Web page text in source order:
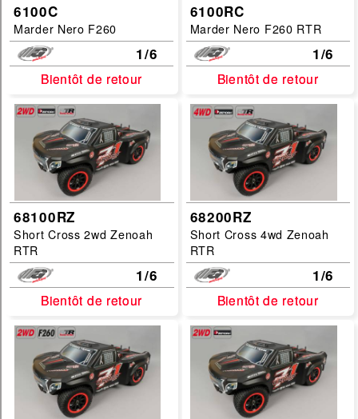
6100C
Marder Nero F260
1/6
Bientôt de retour
Bientôt de retour
6100RC
Marder Nero F260 RTR
1/6
Bientôt de retour
Bientôt de retour
68100RZ
Short Cross 2wd Zenoah
RTR
1/6
Bientôt de retour
Bientôt de retour
68200RZ
Short Cross 4wd Zenoah
RTR
1/6
Bientôt de retour
Bientôt de retour